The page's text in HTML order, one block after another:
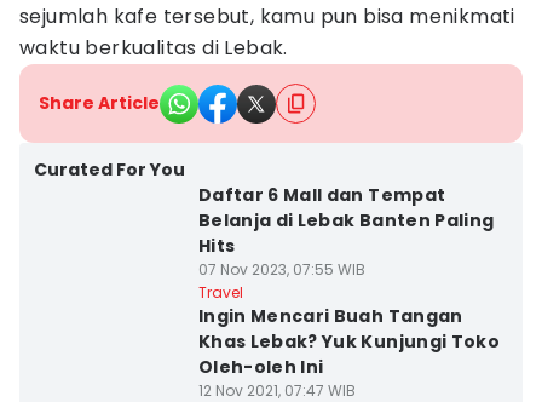
sejumlah kafe tersebut, kamu pun bisa menikmati
waktu berkualitas di Lebak.
Share Article
Curated For You
Daftar 6 Mall dan Tempat
Belanja di Lebak Banten Paling
Hits
07 Nov 2023, 07:55 WIB
Travel
Ingin Mencari Buah Tangan
Khas Lebak? Yuk Kunjungi Toko
Oleh-oleh Ini
12 Nov 2021, 07:47 WIB